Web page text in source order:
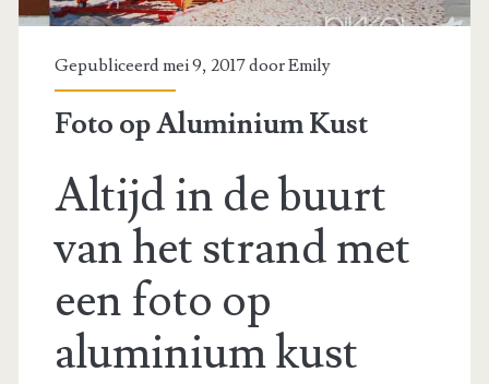
Gepubliceerd mei 9, 2017 doorEmily
Foto op Aluminium Kust
Altijd in de buurt
van het strand met
een foto op
aluminium kust